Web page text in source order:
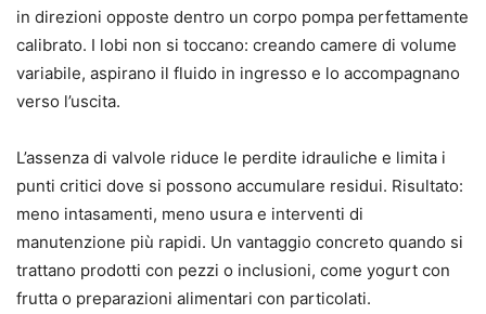
in direzioni opposte dentro un corpo pompa perfettamente
calibrato. I lobi non si toccano: creando camere di volume
variabile, aspirano il fluido in ingresso e lo accompagnano
verso l’uscita.
L’assenza di valvole riduce le perdite idrauliche e limita i
punti critici dove si possono accumulare residui. Risultato:
meno intasamenti, meno usura e interventi di
manutenzione più rapidi. Un vantaggio concreto quando si
trattano prodotti con pezzi o inclusioni, come yogurt con
frutta o preparazioni alimentari con particolati.